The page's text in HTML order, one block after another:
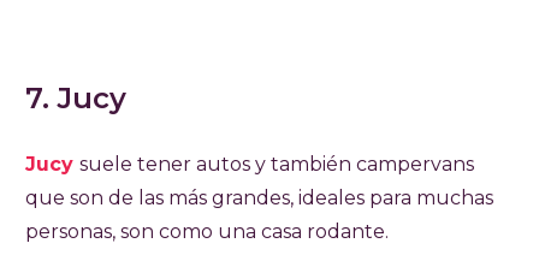
7. Jucy
Jucy suele tener autos y también campervans
que son de las más grandes, ideales para muchas
personas, son como una casa rodante.